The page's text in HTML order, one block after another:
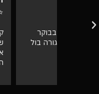
קיבלתי את
שמצאתי את
אצלי, ושלא
הכל מדויק